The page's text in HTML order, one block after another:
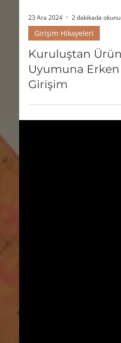
23 Ara 2024 2 dakikada okunur
Girişim Hikayeleri
Kuruluştan
Uyumuna Erken